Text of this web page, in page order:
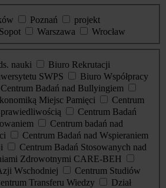
Poznań
projekt
Sopot Warszawa
Wrocław
nauki
Biuro Rekrutacji
SWPS
Biuro Współpracy
Centrum Badań nad Bullyingiem
Miejsc Pamięci
Centrum
Centrum Badań
Centrum badań nad
Centrum Badań nad Wspieraniem
Centrum Badań Stosowanych nad
Zdrowotnymi CARE-BEH
Wschodniej
Centrum Studiów
Transferu Wiedzy
Dział